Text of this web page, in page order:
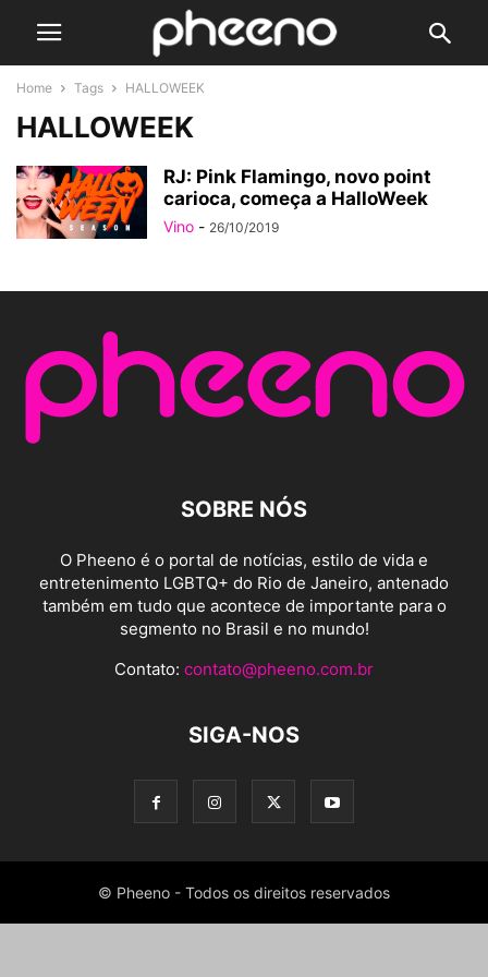
Home Tags HALLOWEEK
HALLOWEEK
RJ: Pink Flamingo, novo point
carioca, começa a HalloWeek
Vino - 26/10/2019
SOBRE NÓS
O Pheeno é o portal de notícias, estilo de vida e
entretenimento LGBTQ+ do Rio de Janeiro, antenado
também em tudo que acontece de importante para o
segmento no Brasil e no mundo!
Contato: contato@pheeno.com.br
SIGA-NOS
© Pheeno - Todos os direitos reservados